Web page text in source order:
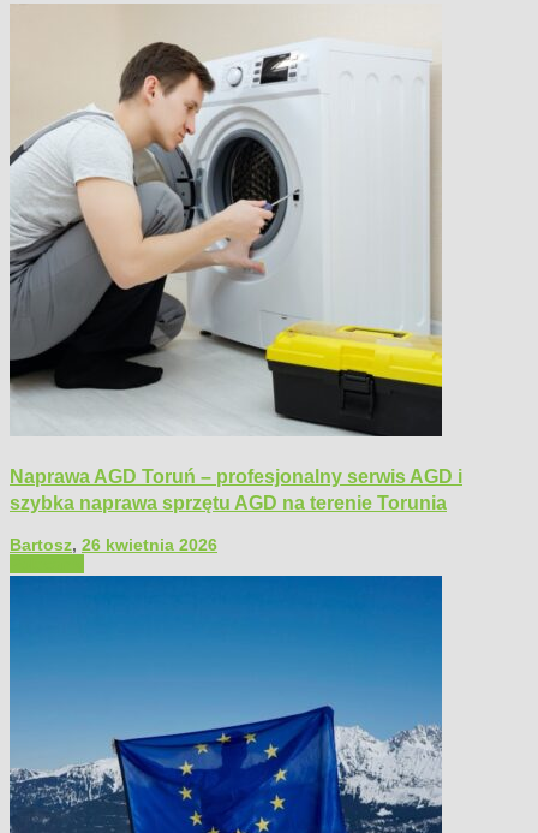
Naprawa AGD Toruń – profesjonalny serwis AGD i
szybka naprawa sprzętu AGD na terenie Torunia
Bartosz, 26 kwietnia 2026